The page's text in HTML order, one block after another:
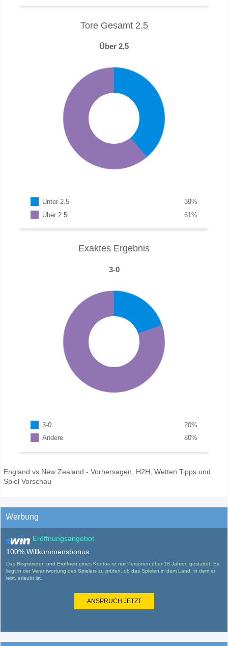
Tore Gesamt 2.5
Über 2.5
Unter 2.5 %
39
Über 2.5
%
61
Exaktes Ergebnis
3-0
3-0 %
20
Andere
%
80
England vs New Zealand - Vorhersagen, H2H, Wetten Tipps und
Spiel Vorschau
Werbung
Eröffnungsangebot
100% Willkommensbonus
Das Registrieren und Eröffnen eines Kontos ist nur Personen über 18 Jahren gestattet. Es
liegt in der Verantwortung des Spielers zu prüfen, ob das Spielen in dem Land, in dem er
lebt, erlaubt ist.
ANSPRUCH JETZT